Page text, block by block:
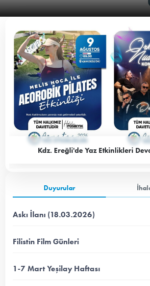
Kdz. Ereğli'de Yaz Etkinlikleri
Duyurular
Askı İlanı (18.03.2026)
Filistin Film Günleri
1-7 Mart Yeşilay Haftası